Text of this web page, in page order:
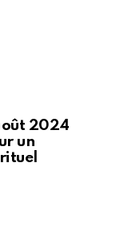
2024
un